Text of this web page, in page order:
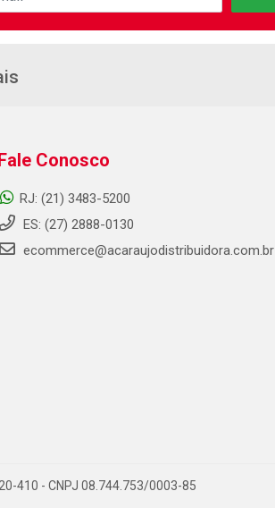
Conosco
RJ: (21) 3483-5200
ES: (27) 2888-0130
ecommerce@acaraujodistribuidora.com.br
410 - CNPJ 08.744.753/0003-85